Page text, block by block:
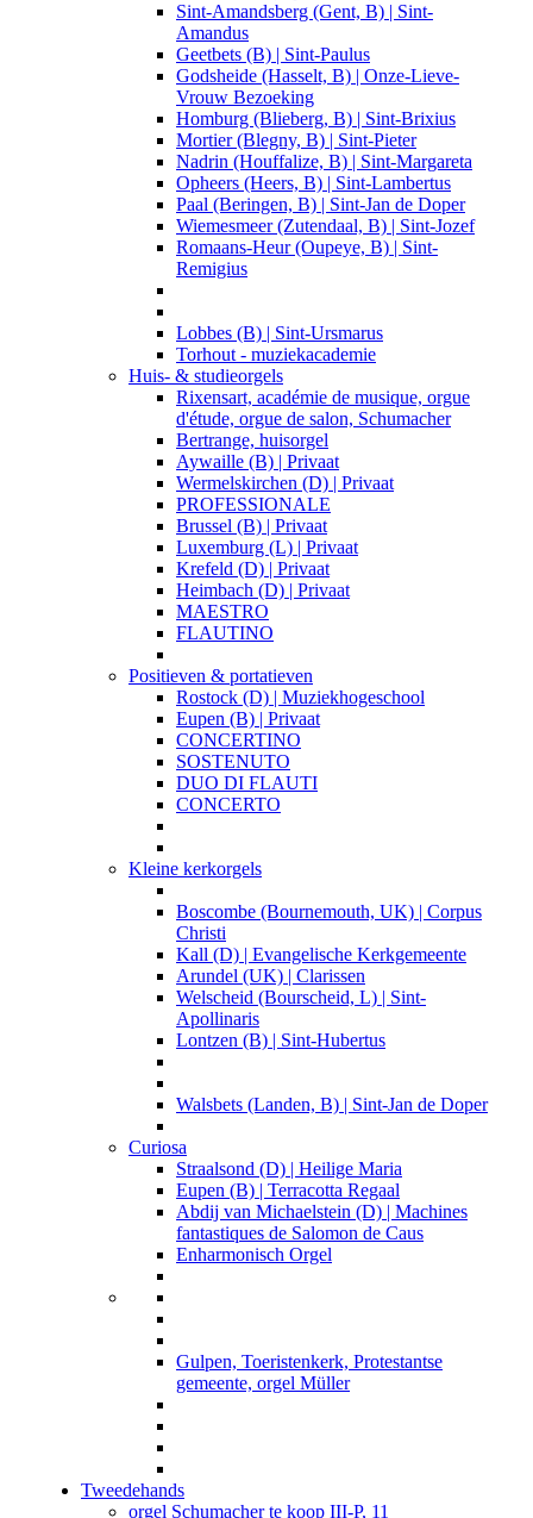
Sint-Amandsberg (Gent, B) | Sint-
Amandus
Geetbets (B) | Sint-Paulus
Godsheide (Hasselt, B) | Onze-Lieve-
Vrouw Bezoeking
Homburg (Blieberg, B) | Sint-Brixius
Mortier (Blegny, B) | Sint-Pieter
Nadrin (Houffalize, B) | Sint-Margareta
Opheers (Heers, B) | Sint-Lambertus
Paal (Beringen, B) | Sint-Jan de Doper
Wiemesmeer (Zutendaal, B) | Sint-Jozef
Romaans-Heur (Oupeye, B) | Sint-
Remigius
Lobbes (B) | Sint-Ursmarus
Torhout - muziekacademie
Huis- & studieorgels
Rixensart, académie de musique, orgue
d'étude, orgue de salon, Schumacher
Bertrange, huisorgel
Aywaille (B) | Privaat
Wermelskirchen (D) | Privaat
PROFESSIONALE
Brussel (B) | Privaat
Luxemburg (L) | Privaat
Krefeld (D) | Privaat
Heimbach (D) | Privaat
MAESTRO
FLAUTINO
Positieven & portatieven
Rostock (D) | Muziekhogeschool
Eupen (B) | Privaat
CONCERTINO
SOSTENUTO
DUO DI FLAUTI
CONCERTO
Kleine kerkorgels
Boscombe (Bournemouth, UK) | Corpus
Christi
Kall (D) | Evangelische Kerkgemeente
Arundel (UK) | Clarissen
Welscheid (Bourscheid, L) | Sint-
Apollinaris
Lontzen (B) | Sint-Hubertus
Walsbets (Landen, B) | Sint-Jan de Doper
Curiosa
Straalsond (D) | Heilige Maria
Eupen (B) | Terracotta Regaal
Abdij van Michaelstein (D) | Machines
fantastiques de Salomon de Caus
Enharmonisch Orgel
Gulpen, Toeristenkerk, Protestantse
gemeente, orgel Müller
Tweedehands
orgel Schumacher te koop III-P, 11